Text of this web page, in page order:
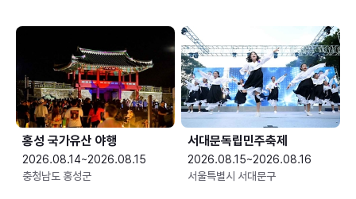
홍성 국가유산 야행
2026.08.14~2026.08.15
충청남도 홍성군
서대문독립민주축제
2026.08.15~2026.08.16
서울특별시 서대문구